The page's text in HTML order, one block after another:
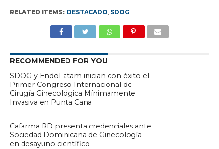
RELATED ITEMS: DESTACADO, SDOG
RECOMMENDED FOR YOU
SDOG y EndoLatam inician con éxito el
Primer Congreso Internacional de
Cirugía Ginecológica Mínimamente
Invasiva en Punta Cana
Cafarma RD presenta credenciales ante
Sociedad Dominicana de Ginecología
en desayuno científico